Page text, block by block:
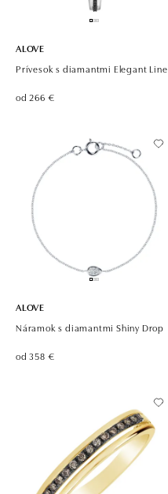
ALOVE
Prívesok s diamantmi Elegant Line
od 266 €
ALOVE
Náramok s diamantmi Shiny Drop
od 358 €